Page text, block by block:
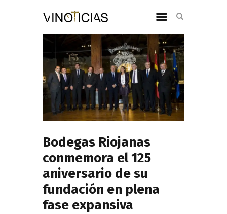
Bodegas Riojanas
conmemora el 125
aniversario de su
fundación en plena
fase expansiva